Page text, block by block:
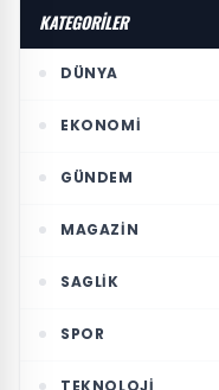
KATEGORİLER
DÜNYA
EKONOMI
GÜNDEM
MAGAZIN
SAGLIK
SPOR